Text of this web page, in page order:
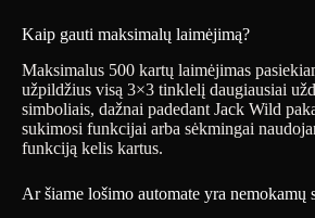
Kaip gauti maksimalų laimėjimą?
Maksimalus 500 kartų laimėjimas
užpildžius visą 3×3 tinklelį daugiausiai
simboliais, dažnai padedant Jack Wild
sukimosi funkcijai arba sėkmingai
funkciją kelis kartus.
Ar šiame lošimo automate yra nemokamų